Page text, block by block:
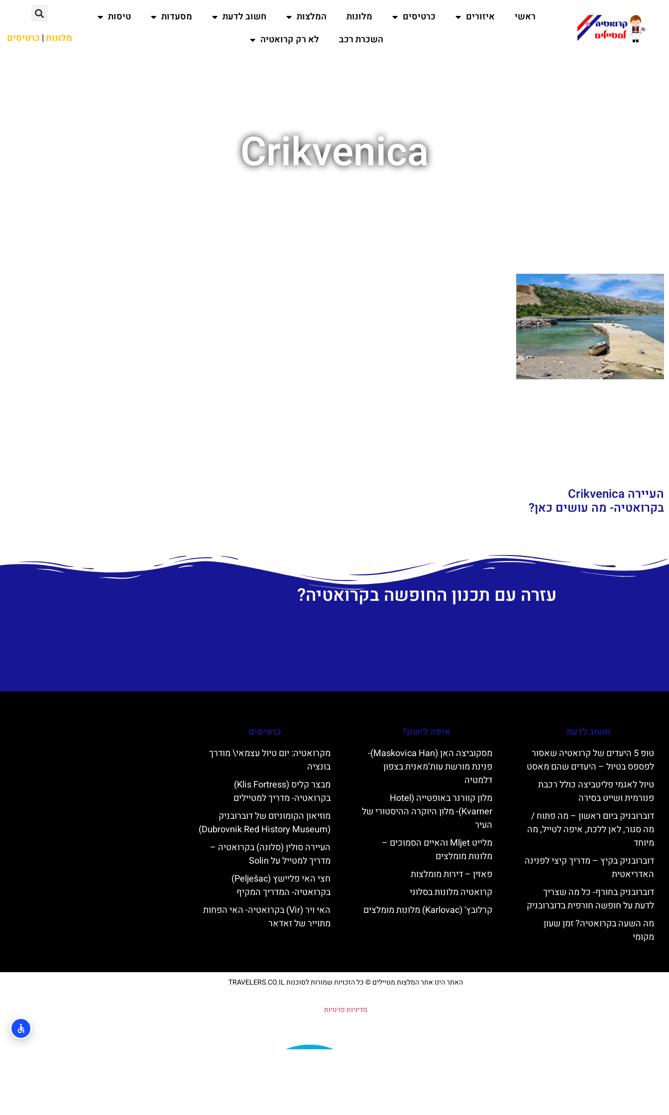
ראשי איזורים כרטיסים מלונות המלצות חשוב לדעת מסעדות
טיסות
השכרת רכב
לא רק קרואטיה מלונות| כרטיסים
Crikvenica
העיירה Crikvenica
בקרואטיה- מה עושים כאן?
עזרה עם תכנון החופשה בקרואטיה?
חשוב לדעת
טופ 5 היעדים של קרואטיה שאסור
לפספס בטיול – היעדים שהם מאסט
טיול לאגמי פליטביצה כולל רכבת
פנורמית ושייט בסירה
דוברובניק ביום ראשון – מה פתוח /
מה סגור, לאן ללכת, איפה לטייל, מה
מיוחד
דוברובניק בקיץ – מדריך קיצי לפנינה
האדריאטית
דוברובניק בחורף- כל מה שצריך
לדעת על חופשה חורפית בדוברובניק
מה השעה בקרואטיה? זמן שעון
מקומי
איפה לישון?
מסקוביצה האן (Maskovica Han)-
פנינת מורשת עות’מאנית בצפון
דלמטיה
מלון קוורנר באופטייה (Hotel
Kvarner)- מלון היוקרה ההיסטורי של
העיר
מלייט Mljet והאיים הסמוכים –
מלונות מומלצים
פאזין – דירות מומלצות
קרואטיה מלונות בסלוני
קרלובץ' (Karlovac) מלונות מומלצים
כרטיסים
מקרואטיה: יום טיול עצמאי\ מודרך
בונציה
מבצר קליס (Klis Fortress)
בקרואטיה- מדריך למטיילים
מוזיאון הקומוניזם של דוברובניק
(Dubrovnik Red History Museum)
העיירה סולין (סלונה) בקרואטיה –
מדריך למטייל על Solin
חצי האי פליישץ (Pelješac)
בקרואטיה- המדריך המקיף
האי ויר (Vir) בקרואטיה- האי הפחות
מתוייר של זאדאר
האתר הינו אתר המלצות מטיילים © כל הזכויות שמורות לסוכנות TRAVELERS.CO.IL
מדיניות פרטיות